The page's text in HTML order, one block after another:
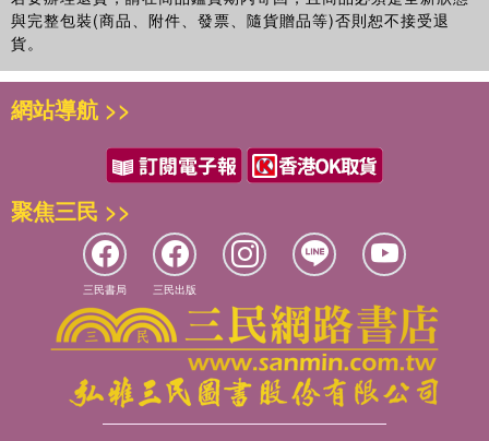
與完整包裝(商品、附件、發票、隨貨贈品等)否則恕不接受退
貨。
網站導航 >>
聚焦三民 >>
三民書局 三民出版